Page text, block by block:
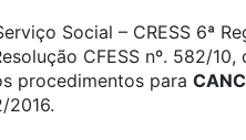
Social – CRESS 6ª
CFESS nº. 582/
procedimentos para
2016.